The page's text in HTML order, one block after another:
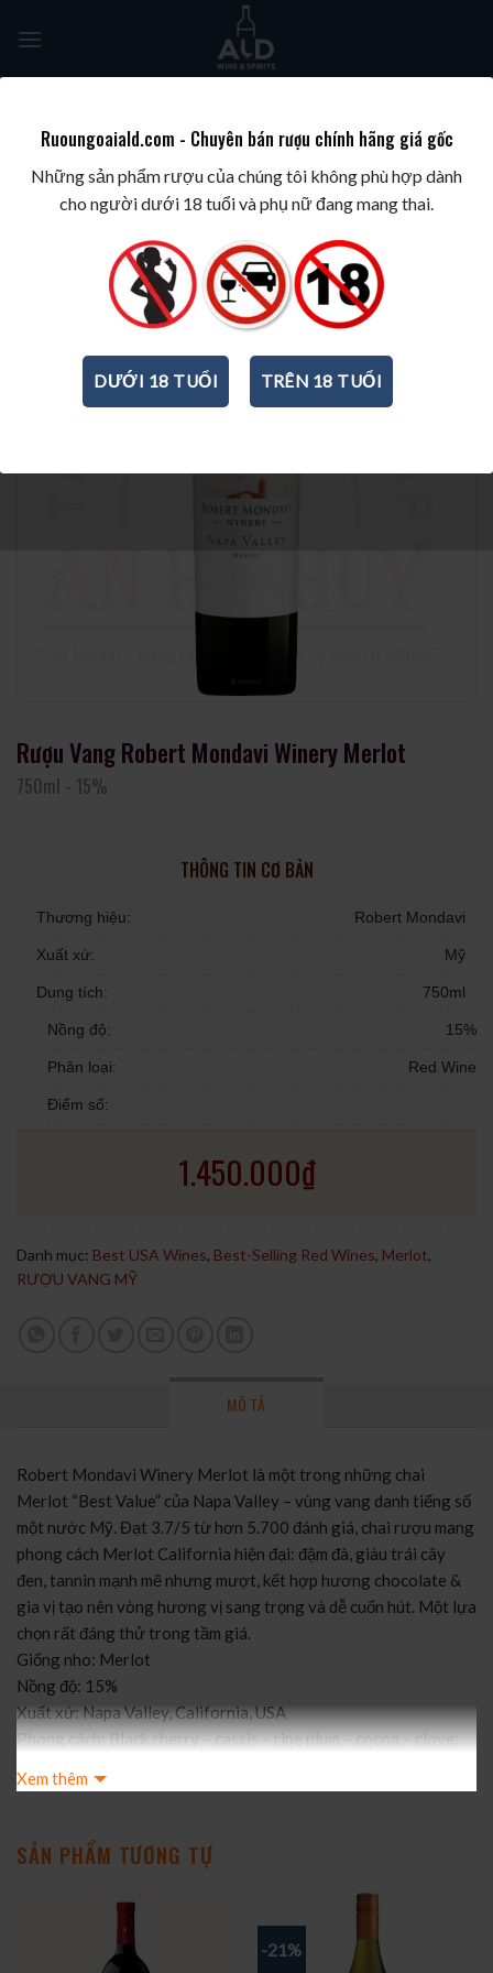
TRANG CHỦ BEST WINES & SPIRITS / BEST WINES BY GRAPE / MERLOT
Rượu Vang Robert Mondavi Winery Merlot
750ml - 15%
THÔNG TIN CƠ BẢN
Thương hiệu: Robert Mondavi
Xuất xứ: Mỹ
Dung tích: 750ml
Nồng độ: 15%
Phân loại: Red Wine
Điểm số:
1.450.000₫
Danh mục: Best USA Wines, Best-Selling Red Wines, Merlot,
RƯỢU VANG MỸ
MÔ TẢ
Robert Mondavi Winery Merlot là một trong những chai
Merlot “Best Value” của Napa Valley – vùng vang danh tiếng số
một nước Mỹ. Đạt 3.7/5 từ hơn 5.700 đánh giá, chai rượu mang
phong cách Merlot California hiện đại: đậm đà, giàu trái cây
đen, tannin mạnh mẽ nhưng mượt, kết hợp hương chocolate &
gia vị tạo nên vòng hương vị sang trọng và dễ cuốn hút. Một lựa
chọn rất đáng thử trong tầm giá.
Giống nho: Merlot
Nồng độ: 15%
Xuất xứ: Napa Valley, California, USA
Phong cách: Black cherry – cassis – ripe plum – cocoa – clove;
Ghi chú nếm thử (Tasting Notes)
Hương: Black cherry, cassis, plum; gợi ý fresh herbs, cocoa và
clove.
Vị: Mượt, đầy đặn, giàu trái cây chín; tannin cao nhưng mềm; vị
chocolate & dark fruit kéo dài trên vòm miệng.
Hậu vị: Dài, velvety, nổi bật blackcurrant & dark chocolate.
Xem thêm
SẢN PHẨM TƯƠNG TỰ
-21%
Ruoungoaiald.com - Chuyên bán rượu chính hãng giá gốc
Những sản phẩm rượu của chúng tôi không phù hợp dành
cho người dưới 18 tuổi và phụ nữ đang mang thai.
DƯỚI 18 TUỔI TRÊN 18 TUỔI